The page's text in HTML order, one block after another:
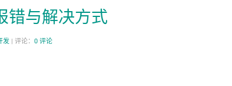
错与解决方式
发 | 评论： 0 评论